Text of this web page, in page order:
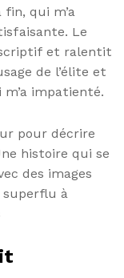
qui m’a
Le
et ralentit
de l’élite et
impatienté.
pour décrire
histoire qui se
des images
à